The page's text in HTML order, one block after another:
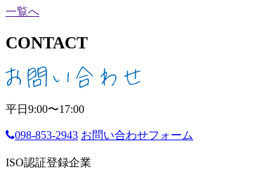
一覧へ
CONTACT
平日9:00〜17:00
098-853-2943 お問い合わせフォーム
ISO認証登録企業